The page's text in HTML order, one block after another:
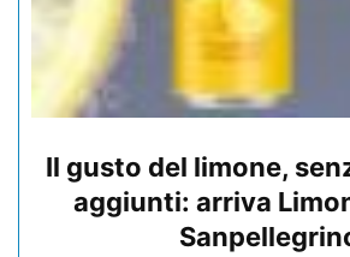
Il gusto del limone,
aggiunti: arriva